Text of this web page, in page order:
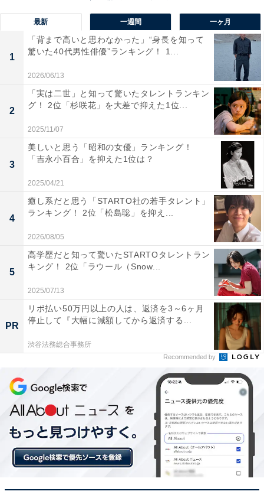
1位：相葉雅紀
View this post on Instagram
A post shared by ARASHI (@arashi_5_official)
ランキングトップに立ったのは、嵐の相葉雅紀さんでし
た。
明るい性格で、誰にでも優しく接するイメージのある相
葉さん。アンケート回答者からは、相葉さんが司会を務
める『嗚呼!! みんなの動物園』（日本テレビ系）での姿
最新 一週間 一ヶ月
1
「背まで高いと思わなかった」“身長を知って
驚いた40代男性俳優”ランキング！ 1...
2026/06/13
2
「実は二世」と知って驚いたタレントランキン
グ！ 2位「杉咲花」を大差で抑えた1位...
2025/11/07
3
美しいと思う「昭和の女優」ランキング！
「吉永小百合」を抑えた1位は？
2025/04/21
4
癒し系だと思う「STARTO社の若手タレント」
ランキング！ 2位「松島聡」を抑え...
2026/08/05
5
高学歴だと知って驚いたSTARTOタレントラン
キング！ 2位「ラウール（Snow...
2025/07/13
PR
リボ払い50万円以上の人は、返済を3～6ヶ月
停止して『大幅に減額してから返済する...
渋谷法務総合事務所
Recommended by